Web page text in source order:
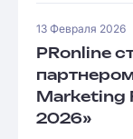
13 Февраля 2026
PRonline
Marketing
2026»